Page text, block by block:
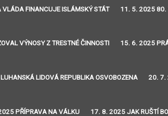
FINANCUJE ISLÁMSKÝ STÁT 11. 5. 2025 80.
VÝNOSY Z TRESTNÉ ČINNOSTI 15. 6. 2025
LIDOVÁ REPUBLIKA OSVOBOZENA 20. 7.
PŘÍPRAVA NA VÁLKU 17. 8. 2025 JAK RUŠTÍ